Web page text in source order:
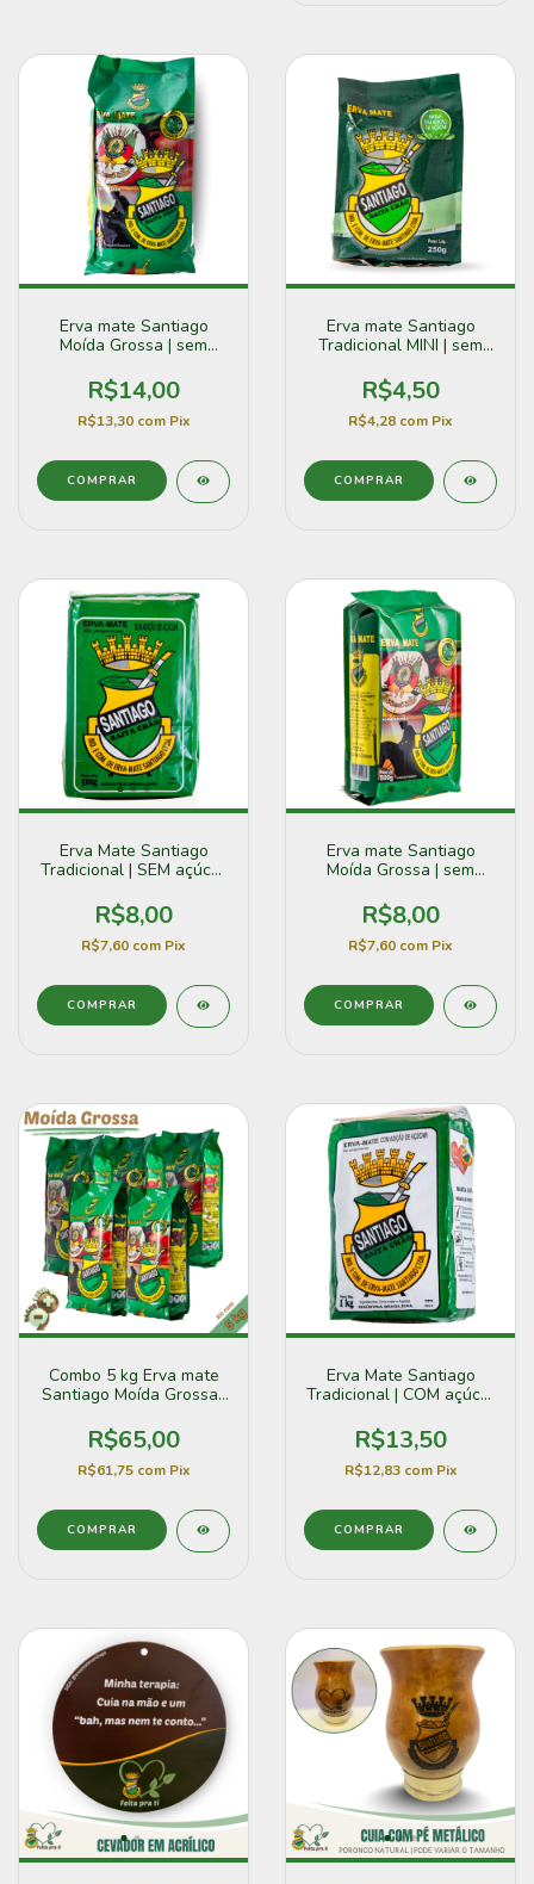
Erva mate Santiago
Moída Grossa | sem
R$14,00
R$13,30 com Pix
Erva mate Santiago
Tradicional MINI | sem
R$4,50
R$4,28 com Pix
Erva Mate Santiago
Tradicional | SEM açúcar
R$8,00
R$7,60 com Pix
Erva mate Santiago
Moída Grossa | sem
R$8,00
R$7,60 com Pix
Combo 5 kg Erva mate
Santiago Moída Grossa |
R$65,00
R$61,75 com Pix
Erva Mate Santiago
Tradicional | COM açúcar
R$13,50
R$12,83 com Pix